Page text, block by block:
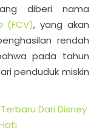
diberi nama
(FCV), yang akan
rendah
pada tahun
penduduk miskin
Terbaru Dari Disney